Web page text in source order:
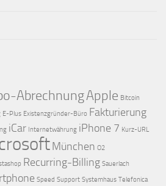
AbrechnungApple Bitcoin
E-Plus Existenzgründer-Büro Fakturierung
iCar Internetwährung iPhone 7 Kurz-URL
München O2
Recurring-Billing Sauerlach
Speed Support Systemhaus Telefonica